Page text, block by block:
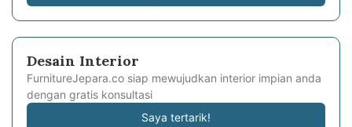
Desain Interior
FurnitureJepara.co siap mewujudkan interior impian anda
dengan gratis konsultasi
Saya tertarik!